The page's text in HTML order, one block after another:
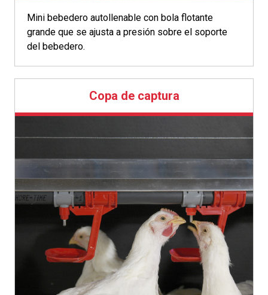
Mini bebedero autollenable con bola flotante
grande que se ajusta a presión sobre el soporte
del bebedero.
Copa de captura